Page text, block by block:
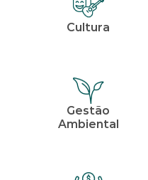
Cultura
Gestão
Ambiental